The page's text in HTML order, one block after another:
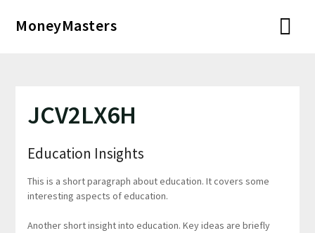
MoneyMasters
JCV2LX6H
Education Insights
This is a short paragraph about education. It covers some
interesting aspects of education.
Another short insight into education. Key ideas are briefly